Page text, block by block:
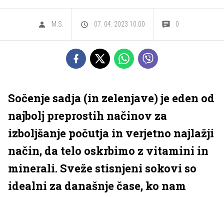
M.S. 07. 04. 2023 10.00 0
Sočenje sadja (in zelenjave) je eden od
najbolj preprostih načinov za
izboljšanje počutja in verjetno najlažji
način, da telo oskrbimo z vitamini in
minerali. Sveže stisnjeni sokovi so
idealni za današnje čase, ko nam